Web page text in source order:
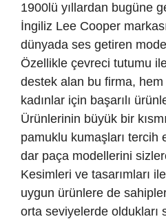
1900lü yıllardan bugüne
İngiliz Lee Cooper
dünyada ses getiren
Özellikle çevreci tutumu
destek alan bu firma,
kadınlar için başarılı
Ürünlerinin büyük bir
pamuklu kumaşları tercih
dar paça modellerini
Kesimleri ve tasarımları
uygun ürünlere de
orta seviyelerde oldukları